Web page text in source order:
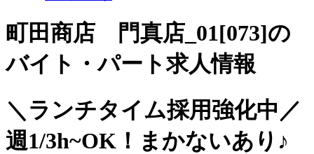
町田商店 門真店_01[073]の
バイト・パート求人情報
＼ランチタイム採用強化中／
週1/3h~OK！まかないあり♪